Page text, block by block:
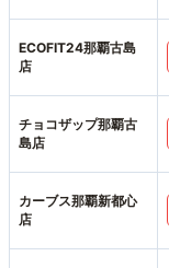
ECOFIT24那覇古島
店
チョコザップ那覇古
島店
カーブス那覇新都心
店